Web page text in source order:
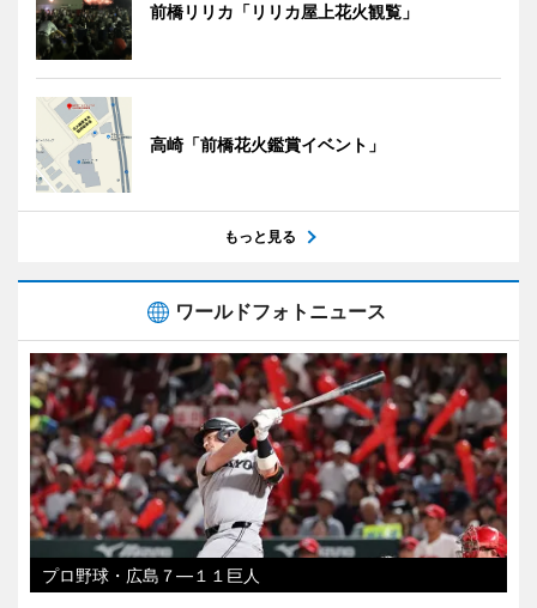
前橋リリカ「リリカ屋上花火観覧」
高崎「前橋花火鑑賞イベント」
もっと見る
ワールドフォトニュース
プロ野球・広島７―１１巨人